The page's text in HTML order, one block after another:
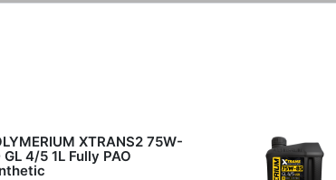
XTRANS2 75W-
4/5 1L Fully PAO